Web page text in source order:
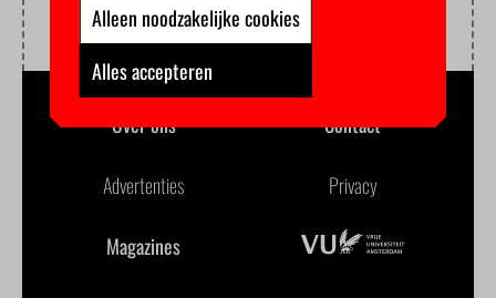
Over ons Contact
Advertenties Privacy
Magazines
Alleen noodzakelijke cookies
Alles accepteren